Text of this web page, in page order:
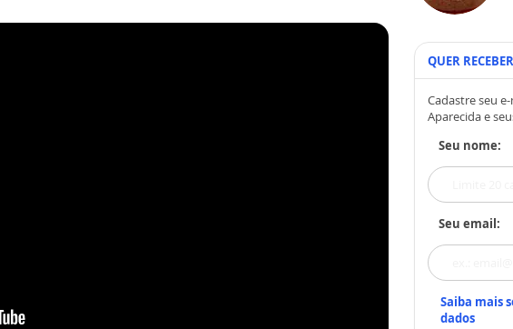
QUER
Cadastre seu
Aparecida e
Seu nome:
Seu email:
Saiba mais
dados